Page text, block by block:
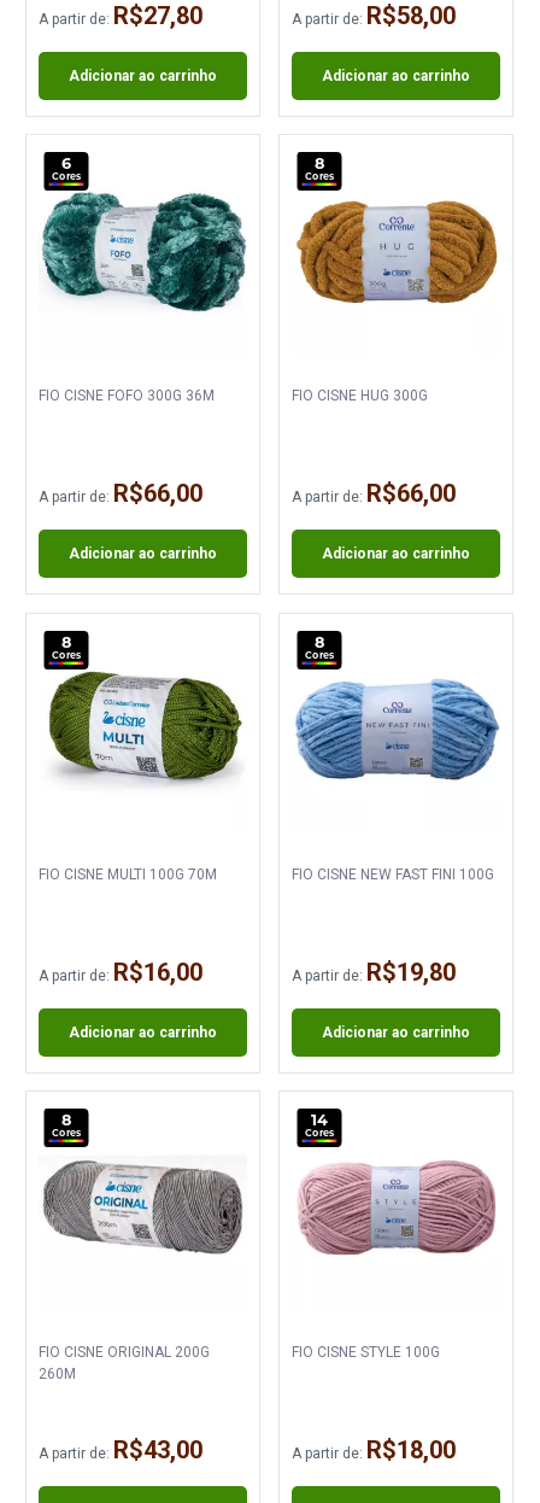
A partir de: R$27,80
Adicionar ao carrinho
A partir de: R$58,00
Adicionar ao carrinho
6
Cores
FIO CISNE FOFO 300G 36M
A partir de: R$66,00
Adicionar ao carrinho
8
Cores
FIO CISNE HUG 300G
A partir de: R$66,00
Adicionar ao carrinho
8
Cores
FIO CISNE MULTI 100G 70M
A partir de: R$16,00
Adicionar ao carrinho
8
Cores
FIO CISNE NEW FAST FINI 100G
A partir de: R$19,80
Adicionar ao carrinho
8
Cores
FIO CISNE ORIGINAL 200G
260M
A partir de: R$43,00
14
Cores
FIO CISNE STYLE 100G
A partir de: R$18,00